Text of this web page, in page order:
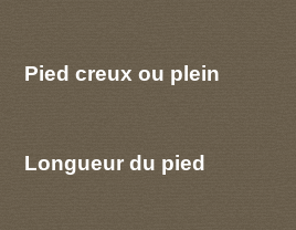
Pied creux ou plein
Longueur du pied